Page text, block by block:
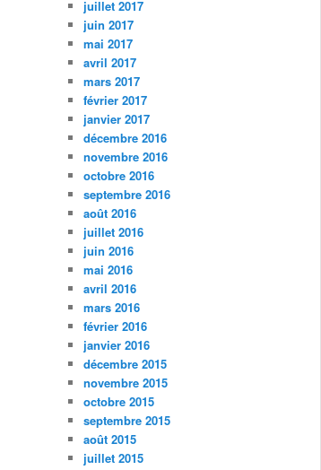
juillet 2017
juin 2017
mai 2017
avril 2017
mars 2017
février 2017
janvier 2017
décembre 2016
novembre 2016
octobre 2016
septembre 2016
août 2016
juillet 2016
juin 2016
mai 2016
avril 2016
mars 2016
février 2016
janvier 2016
décembre 2015
novembre 2015
octobre 2015
septembre 2015
août 2015
juillet 2015